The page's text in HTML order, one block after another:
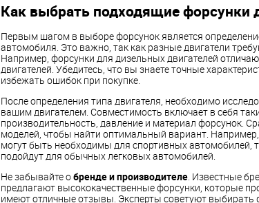
Как выбрать подходящие форсунки
Первым шагом в выборе форсунок является
автомобиля. Это важно, так как разные двигатели
Например, форсунки для дизельных двигателей
двигателей. Убедитесь, что вы знаете точные
избежать ошибок при покупке.
После определения типа двигателя, необходимо
вашим двигателем. Совместимость включает в себя
производительность, давление и материал форсунок.
моделей, чтобы найти оптимальный вариант.
могут быть необходимы для спортивных автомобилей,
подойдут для обычных легковых автомобилей.
Не забывайте обренде и производителе. Известные
предлагают высококачественные форсунки, которые
имеют отличные отзывы. Эксперты советуют выбирать